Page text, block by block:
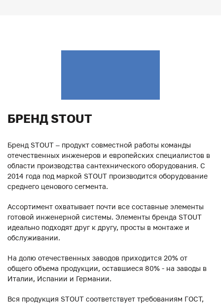
БРЕНД STOUT
Бренд STOUT – продукт совместной работы команды
отечественных инженеров и европейских специалистов в
области производства сантехнического оборудования. С
2014 года под маркой STOUT производится оборудование
среднего ценового сегмента.
Ассортимент охватывает почти все составные элементы
готовой инженерной системы. Элементы бренда STOUT
идеально подходят друг к другу, просты в монтаже и
обслуживании.
На долю отечественных заводов приходится 20% от
общего объема продукции, оставшиеся 80% - на заводы в
Италии, Испании и Германии.
Вся продукция STOUT соответствует требованиям ГОСТ,